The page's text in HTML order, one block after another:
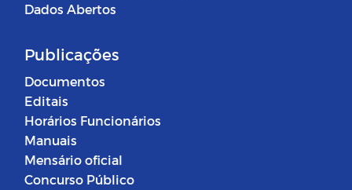
Dados Abertos
Publicações
Documentos
Editais
Horários Funcionários
Manuais
Mensário oficial
Concurso Público